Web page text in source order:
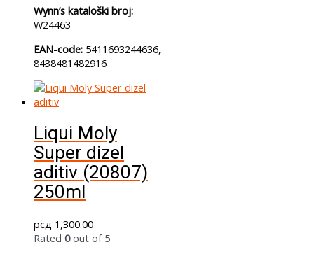
Wynn’s kataloški broj:
W24463
EAN-code: 5411693244636,
8438481482916
Liqui Moly
Super dizel
aditiv (20807)
250ml
рсд 1,300.00
Rated 0out of 5